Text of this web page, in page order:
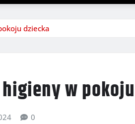
dziecka
w
0